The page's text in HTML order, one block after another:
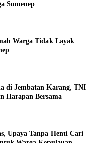
Sumenep
Warga Tidak Layak
di Jembatan Karang, TNI
Harapan Bersama
Upaya Tanpa Henti Cari